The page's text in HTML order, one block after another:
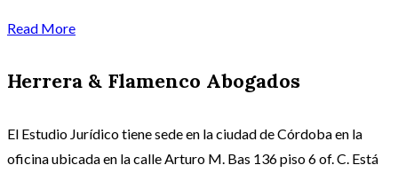
Read More
Herrera & Flamenco Abogados
El Estudio Jurídico tiene sede en la ciudad de Córdoba en la
oficina ubicada en la calle Arturo M. Bas 136 piso 6 of. C. Está